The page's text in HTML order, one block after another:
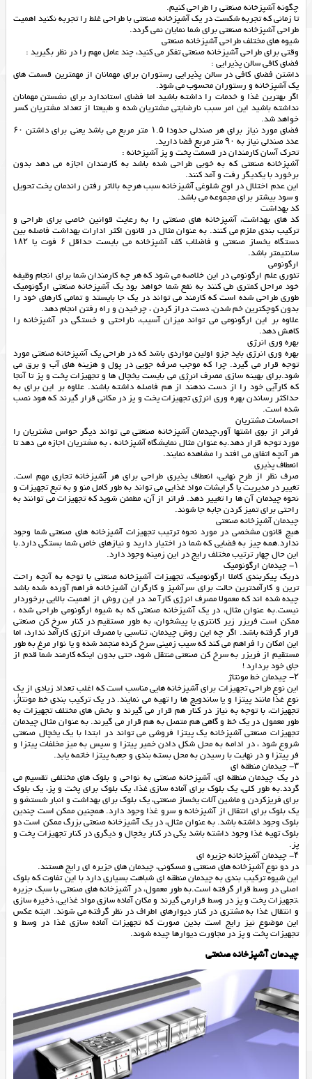
چگونه آشپزخانه صنعتی را طراحی کنیم.
تا زمانی که تجربه شکست در یک آشپزخانه صنعتی با طراحی غلط را تجربه نکنید اهمیت
طراحی آشپزخانه صنعتی برای شما نمایان نمی گردد.
شیوه های مختلف طراحی آشپزخانه صنعتی
وقتی برای طراحی آشپزخانه صنعتی تفکر می کنید، چند عامل مهم را در نظر بگیرید :
فضای کافی سالن پذیرایی :
داشتن فضای کافی در سالن پذیرایی رستوران برای مهمانان از مهمترین قسمت های
یک آشپزخانه و رستوران محسوب می شود.
اگر بهترین غذا و خدمات را داشته باشید اما فضای استاندارد برای نشستن مهمانان
نداشته باشید این امر سبب نارضایتی مشتریان شده و طبیعتا از تعداد مشتریان کسر
خواهد شد.
فضای مورد نیاز برای هر صندلی حدودا ۱.۵ متر مربع می باشد یعنی برای داشتن ۶۰
عدد صندلی نیاز به ۹۰ متر مربع فضا دارید.
تحرک آسان کارمندان در قسمت پخت و پز آشپزخانه :
آشپزخانه صنعتی که به خوبی طراحی شده باشد به کارمندان اجازه می دهد بدون
برخورد با یکدیگر رفت و آمد کنند.
این عدم اختلال در اوج شلوغی آشپزخانه سبب هرچه بالاتر رفتن راندمان پخت تحویل
و سود بیشتر برای مجموعه می باشد.
کد بهداشت
کد های بهداشت، آشپزخانه های صنعتی را به رعایت قوانین خاصی برای طراحی و
ترکیب بندی ملزم می کنند. به عنوان مثال در قانون اکثر ادارات بهداشت فاصله بین
دستگاه یخساز صنعتی و فاضلاب کف آشپزخانه می بایست حداقل ۶ فوت یا ۱۸۲
سانتیمتر باشد.
ارگونومی
تئوری علم ارگونومی در این خلاصه می شود که هر چه کارمندان شما برای انجام وظیفه
خود مراحل کمتری طی کنند به نفع شما خواهد بود یک آشپزخانه صنعتی ارگونومیک
طوری طراحی شده است که کارمند می تواند در یک جا بایستد و تمامی کارهای خود را
بدون کوچکترین خم شدن، دست دراز کردن ، چرخیدن و راه رفتن انجام دهد.
علاوه بر این ارگونومی می تواند میزان آسیب، ناراحتی و خستگی در آشپزخانه را
کاهش دهد.
بهره وری انرژی
بهره وری انرژی باید جزو اولین مواردی باشد که در طراحی یک آشپزخانه صنعتی مورد
توجه قرار می گیرد. چرا که موجب صرفه جویی در پول و هزینه های آب و برق می
شود.برای بهینه سازی مصرف انرِژی می بایست یخچال ها و تجهیزات پخت و پز تا آنجا
که کارآیی خود را از دست ندهند از هم فاصله داشته باشند. علاوه بر این برای به
حداکثر رساندن بهره وری انرژی تجهیزات پخت و پز در مکانی قرار گیرند که هود نصب
شده است.
احساسات مشتریان
فراتر از بوی اشتها آور،چیدمان آشپزخانه صنعتی می تواند دیگر حواس مشتریان را
مورد توجه قرار دهد.به عنوان مثال نمایشگاه آشپزخانه ، به مشتریان اجازه می دهد تا
هر آنچه اتفاق می افتد را مشاهده نمایند.
انعطاف پذیری
صرف نظر از طرح نهایی، انعطاف پذیری طراحی برای هر آشپزخانه تجاری مهم است.
تغییر در مدیریت یا گرایشات مواد غذایی می تواند به طور کامل منو و به تبع تجهیزات و
نحوه چیدمان آن ها را تغییر دهد. فراتر از آن، مطمئن شوید که تجهیزات می توانند به
راحتی برای تمیز کردن جابه جا شوند.
چیدمان آشپزخانه صنعتی
هیچ قانون مشخصی در مورد نحوه ترتیب تجهیزات آشپزخانه های صنعتی شما وجود
ندارد.همه چیز به فضایی که شما در اختیار دارید و نیازهای خاص شما بستگی دارد.با
این حال چهار ترتیب مختلف رایج در این زمینه وجود دارد.
۱- چیدمان ارگونومیک
دریک پیکربندی کاملا ارگونومیک، تجهیزات آشپزخانه صنعتی با توجه به آنچه راحت
ترین و کارآمدترین حالت برای سرآشپز و کارگران آشپزخانه فراهم آورده شده باشد
چیده شده اند که معمولا مصرف انرژی کارآ مد در این روش از اهمیت بالایی برخوردار
نیست.به عنوان مثال، در یک آشپزخانه صنعتی که به شیوه ارگونومی طراحی شده ،
ممکن است فریزر زیر کانتری یا پیشخوان، به طور مستقیم در کنار سرخ کن صنعتی
قرار گرفته باشد. اگر چه این روش چیدمان، تناسبی با مصرف انرژی کارآمد ندارد، اما
این امکان را فراهم می کند که سیب زمینی سرخ کرده منجمد شده و یا نوار مرغ به طور
مستقیم از فریزر به سرخ کن صنعتی منتقل شود، حتی بدون اینکه کارمند شما قدم از
جای خود بردارد !
۲- چیدمان خط مونتاژ
این نوع طراحی تجهیزات برای آشپزخانه هایی مناسب است که اغلب تعداد زیادی از یک
نوع غذا مانند پیتزا و یا ساندویچ ها را تهیه می نمایند. در یک ترکیب بندی خط مونتاژٰ،
تجهیزات، با توجه به نیاز در کنار هم قرار می گیرند و بخش های مختلف تجهیزات به
طور معمول در یک خط و گاهی هم متصل به هم قرار می گیرند. به عنوان مثال چیدمان
تجهیزات صنعتی آشپزخانه یک پیتزا فروشی می تواند در ابتدا با یک یخچال صنعتی
شروع شود ، در ادامه به محل شکل دادن خمیر پیتزا و سپس به میز مخلفات پیتزا و
فر پیتزا و در نهایت با رسیدن به محل بسته بندی و جعبه پیتزا خاتمه یابد.
۳- چیدمان منطقه ای
در یک چیدمان منطقه ای، آشپزخانه صنعتی به نواحی و بلوک های مختلفی تقسیم می
گردد.به طور کلی، یک بلوک برای آماده سازی غذا، یک بلوک برای پخت و پز، یک بلوک
برای فریزکردن و ماشین آلات یخساز صنعتی، یک بلوک برای بهداشت و انبار شستشو و
یک بلوک برای انتقال از آشپزخانه و سرو غذا وجود دارد. همچنین ممکن است چندین
بلوک وجود داشته باشد. به عنوان مثال، در یک آشپزخانه صنعتی بزرگ ممکن است دو
بلوک تهیه غذا وجود داشته باشد یکی در کنار یخچال و دیگری در کنار تجهیزات پخت و
پز.
۴- چیدمان آشپزخانه جزیره ای
در دو نوع آشپزخانه های صنعتی و مسکونی، چیدمان های جزیره ای رایج هستند.
این شیوه ترکیب بندی به چیدمان منطقه ای شباهت بسیاری دارد با این تفاوت که بلوک
اصلی در وسط قرار گرفته است.به طور معمول، در آشپزخانه های صنعتی با سبک جزیره
،تجهیزات پخت و پز در وسط قرارمی گیرند و مکان آماده سازی مواد غذایی، ذخیره سازی
و انتقال غذا به مشتری در کنار دیوارهای اطراف در نظر گرفته می شوند. البته عکس
این موضوع نیز رایج است بدین صورت که تجهیزات آماده سازی غذا در وسط و
تجهیزات پخت و پز در مجاورت دیوارها چیده شوند.
چیدمان آشپزخانه صنعتی